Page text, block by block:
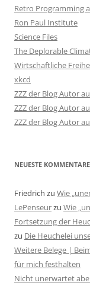
Retro Programming
Ron Paul Institute
Science Files
The Deplorable
Wirtschaftliche
xkcd
ZZZ der Blog Autor
ZZZ der Blog Autor
ZZZ der Blog Autor
NEUESTE KOMMENTARE
Friedrich zu Wie
LePenseurzu Wie
Fortsetzung der
zu Die Heuchelei
Weitere Belege |
für mich festhalten
Nicht unerwartet